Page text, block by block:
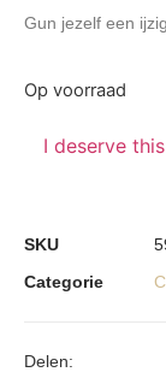
Gun jezelf een
Op voorraad
I deserve this
SKU
Categorie
Delen: